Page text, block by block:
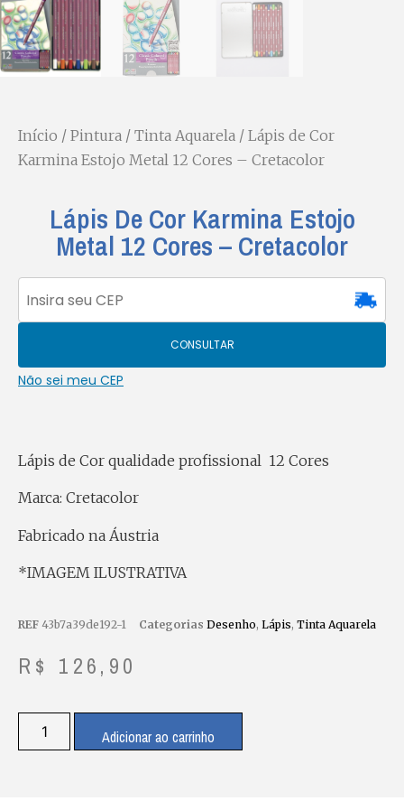
Início / Pintura / Tinta Aquarela / Lápis de Cor
Karmina Estojo Metal 12 Cores – Cretacolor
Lápis De Cor Karmina Estojo
Metal 12 Cores – Cretacolor
CONSULTAR
Não sei meu CEP
Lápis de Cor qualidade profissional 12 Cores
Marca: Cretacolor
Fabricado na Áustria
*IMAGEM ILUSTRATIVA
REF 43b7a39de192-1 Categorias Desenho, Lápis, Tinta Aquarela
R$ 126,90
Adicionar ao carrinho